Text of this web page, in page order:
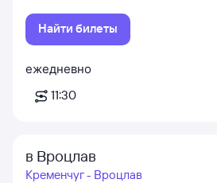
Найти билеты
ежедневно
11:30
в Вроцлав
Кременчуг - Вроцлав